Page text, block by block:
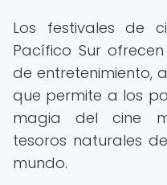
Los festivales de
Pacífico Sur
de entretenimiento,
que permite a los
magia del cine
tesoros naturales
mundo.